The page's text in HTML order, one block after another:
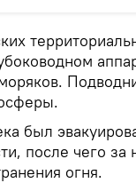
был
после чего за
огня.